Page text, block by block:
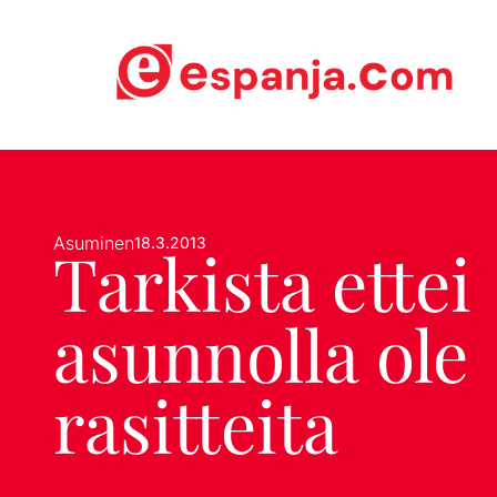
Asuminen18.3.2013
Tarkista ettei
asunnolla ole
rasitteita